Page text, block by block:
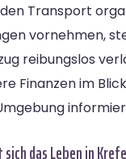
Transport
vornehmen,
reibungslos
Finanzen im
das Leben in